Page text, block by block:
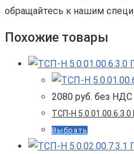
обращайтесь к нашим
Похожие товары
2080 руб. без НДС
ТСП-Н
Выбрать